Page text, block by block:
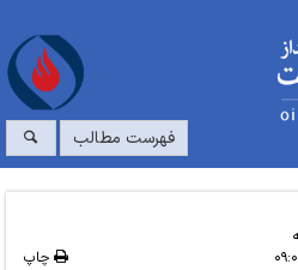
فهرست مطالب
چاپ